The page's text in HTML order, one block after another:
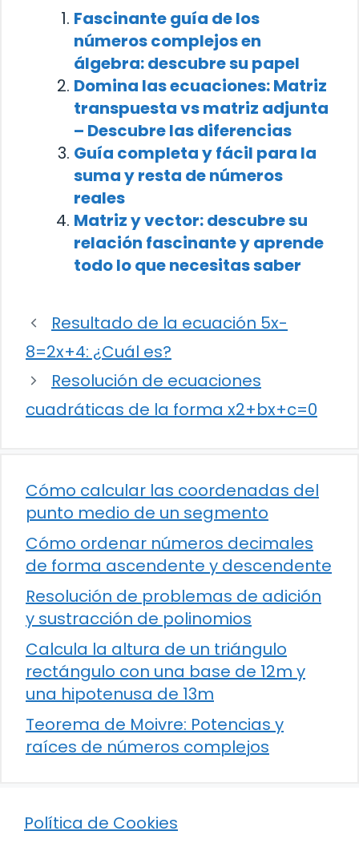
Fascinante guía de los
números complejos en
álgebra: descubre su papel
Domina las ecuaciones: Matriz
transpuesta vs matriz adjunta
– Descubre las diferencias
Guía completa y fácil para la
suma y resta de números
reales
Matriz y vector: descubre su
relación fascinante y aprende
todo lo que necesitas saber
Resultado de la ecuación 5x-
8=2x+4: ¿Cuál es?
Resolución de ecuaciones
cuadráticas de la forma x2+bx+c=0
Cómo calcular las coordenadas del
punto medio de un segmento
Cómo ordenar números decimales
de forma ascendente y descendente
Resolución de problemas de adición
y sustracción de polinomios
Calcula la altura de un triángulo
rectángulo con una base de 12m y
una hipotenusa de 13m
Teorema de Moivre: Potencias y
raíces de números complejos
Política de Cookies